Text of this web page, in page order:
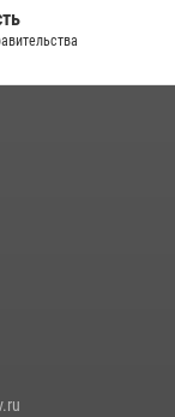
итоги
2026 года
Рязанской области
государственными